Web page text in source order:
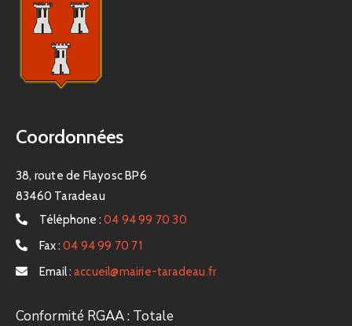
Coordonnées
38, route de Flayosc BP6
83460 Taradeau
Téléphone : 04 94 99 70 30
Fax : 04 94 99 70 71
Email : accueil@mairie-taradeau.fr
Conformité RGAA : Totale